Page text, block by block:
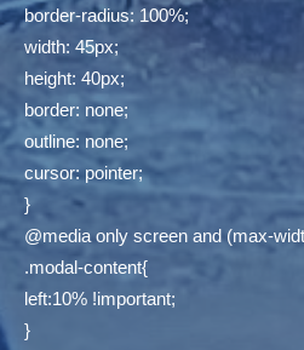
border-radius: 100%;
width: 45px;
height: 40px;
border: none;
outline: none;
cursor: pointer;
}
@media only screen and (max-
.modal-content{
left:10% !important;
}